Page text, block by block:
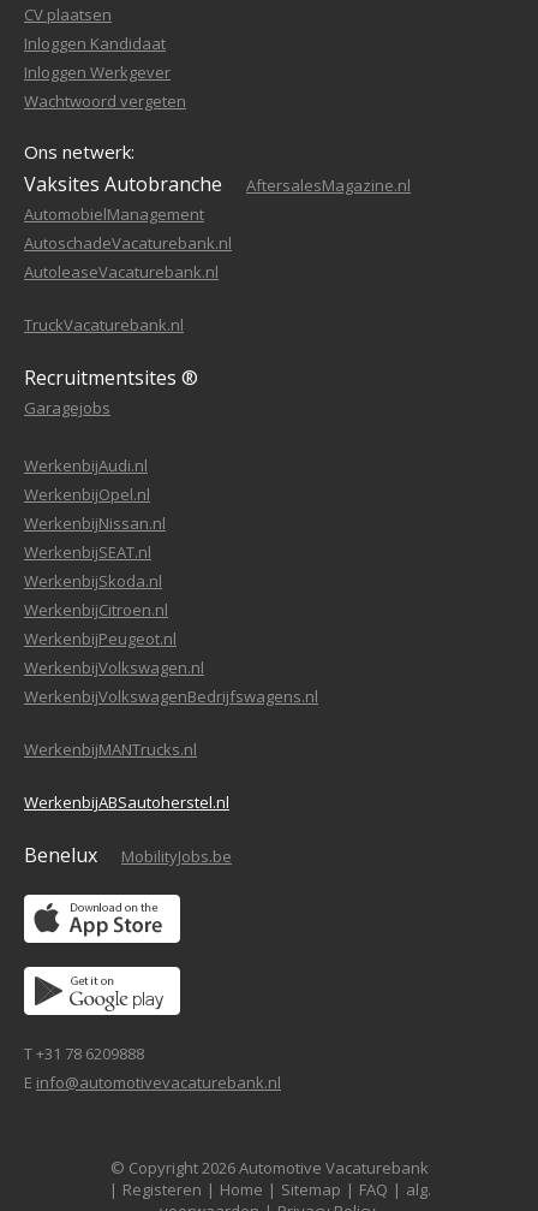
CV plaatsen
Inloggen Kandidaat
Inloggen Werkgever
Wachtwoord vergeten
Ons netwerk:
Vaksites Autobranche
AftersalesMagazine.nl
AutomobielManagement
AutoschadeVacaturebank.nl
AutoleaseVacaturebank.nl
TruckVacaturebank.nl
Recruitmentsites ®
Garagejobs
WerkenbijAudi.nl
WerkenbijOpel.nl
WerkenbijNissan.nl
WerkenbijSEAT.nl
WerkenbijSkoda.nl
WerkenbijCitroen.nl
WerkenbijPeugeot.nl
WerkenbijVolkswagen.nl
WerkenbijVolkswagenBedrijfswagens.nl
WerkenbijMANTrucks.nl
WerkenbijABSautoherstel.nl
Benelux MobilityJobs.be
T +31 78 6209888
E info@automotivevacaturebank.nl
© Copyright 2026 Automotive Vacaturebank
| Registeren | Home | Sitemap | FAQ | alg.